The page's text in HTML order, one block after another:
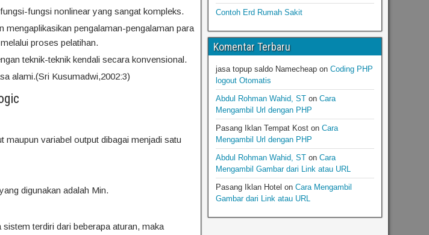
fungsi nonlinear yang sangat kompleks.
mengaplikasikan pengalaman-pengalaman para
proses pelatihan.
teknik-teknik kendali secara konvensional.
alami.(Sri Kusumadwi,2002:3)
maupun variabel output dibagai menjadi satu
digunakan adalah Min.
terdiri dari beberapa aturan, maka
Contoh Erd Rumah Sakit
Komentar Terbaru
jasa topup saldo Namecheapon Coding PHP
logout Otomatis
Abdul Rohman Wahid, STon Cara
Mengambil Url dengan PHP
Pasang Iklan Tempat Koston Cara
Mengambil Url dengan PHP
Abdul Rohman Wahid, STon Cara
Mengambil Gambar dari Link atau URL
Pasang Iklan Hotel on Cara Mengambil
Gambar dari Link atau URL